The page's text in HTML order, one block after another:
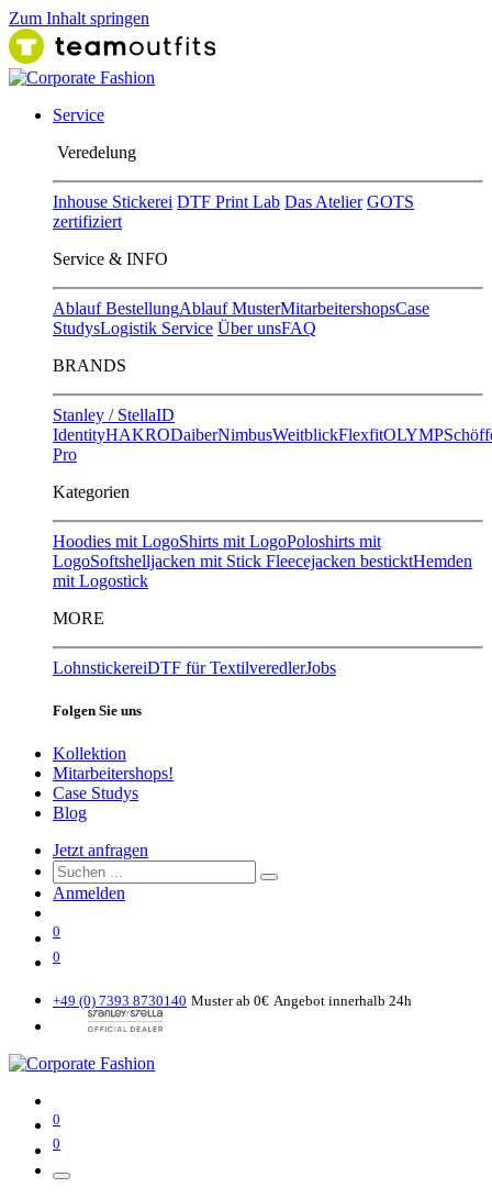
Zum Inhalt springen
Service
Ver​edelung
Inhouse Stickerei DTF Print Lab Das Atelier GOTS
zertifiziert
Service & INFO
Ablauf BestellungAblauf MusterMitarbeitershopsCase
StudysLogistik Service Über unsFAQ
BRANDS
Stanley / StellaID
IdentityHAKRODaiberNimbusWeitblickFlexfitOLYMP
Pro
Kategorien
Hoodies mit LogoShirts mit LogoPoloshirts mit
LogoSoftshelljacken mit Stick Fleecejacken besticktHemden
mit Logostick
MORE
LohnstickereiDTF für TextilveredlerJobs
Folgen Sie uns
Kollektion
Mitarbeitershops!
Case Studys
Blog
Jetzt anfragen
Anmelden
0
0
+49 (0) 7393 8730140 Muster ab 0€ Angebot innerhalb 24h
0
0